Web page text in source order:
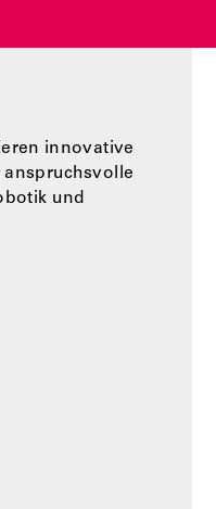
innovative
und